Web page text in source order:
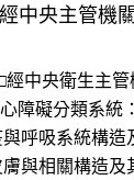
中央主管機
□經中央衛生
障礙分類系
呼吸系統構
與相關構造